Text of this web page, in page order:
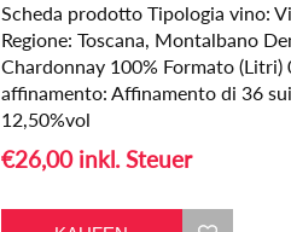
Scheda prodotto Tipologia vino:
Regione: Toscana, Montalbano
Chardonnay 100% Formato (Litri)
affinamento: Affinamento di 36
12,50%vol
€26,00 inkl. Steuer